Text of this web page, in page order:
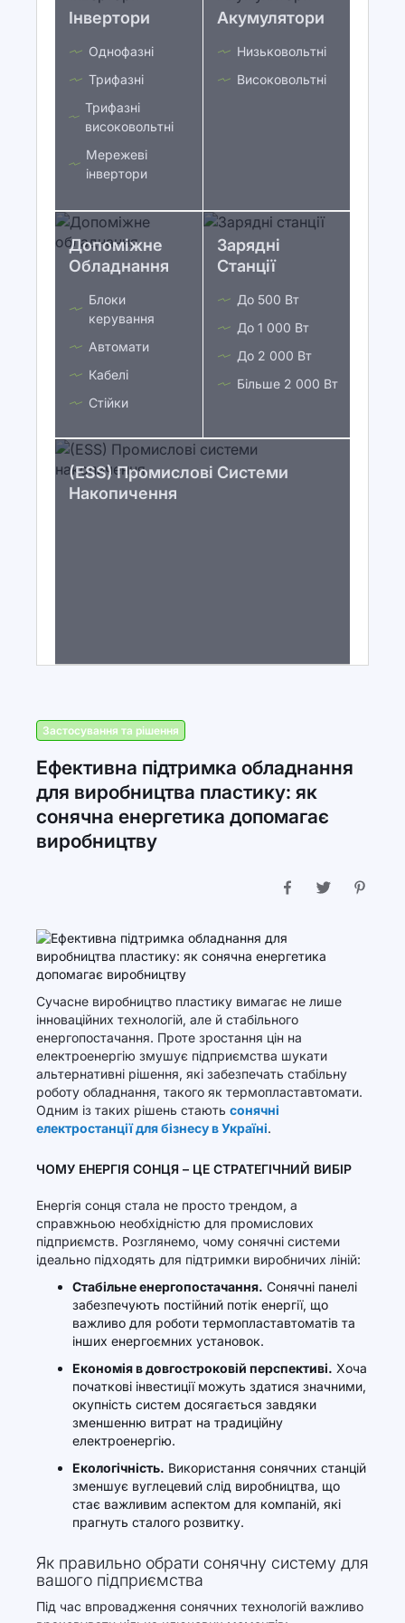
Інвертори
Однофазні
Трифазні
Трифазні
високовольтні
Мережеві
інвертори
Акумулятори
Низьковольтні
Високовольтні
Допоміжне
Обладнання
Блоки
керування
Автомати
Кабелі
Стійки
Зарядні
Станції
До 500 Вт
До 1 000 Вт
До 2 000 Вт
Більше 2 000 Вт
(ESS) Промислові Системи
Накопичення
Застосування та рішення
Ефективна підтримка обладнання
для виробництва пластику: як
сонячна енергетика допомагає
виробництву
Сучасне виробництво пластику вимагає не лише
інноваційних технологій, але й стабільного
енергопостачання. Проте зростання цін на
електроенергію змушує підприємства шукати
альтернативні рішення, які забезпечать стабільну
роботу обладнання, такого як термопластавтомати.
Одним із таких рішень стають сонячні
електростанції для бізнесу в Україні.
ЧОМУ ЕНЕРГІЯ СОНЦЯ – ЦЕ СТРАТЕГІЧНИЙ ВИБІР
Енергія сонця стала не просто трендом, а
справжньою необхідністю для промислових
підприємств. Розглянемо, чому сонячні системи
ідеально підходять для підтримки виробничих ліній:
Стабільне енергопостачання. Сонячні панелі
забезпечують постійний потік енергії, що
важливо для роботи термопластавтоматів та
інших енергоємних установок.
Економія в довгостроковій перспективі. Хоча
початкові інвестиції можуть здатися значними,
окупність систем досягається завдяки
зменшенню витрат на традиційну
електроенергію.
Екологічність. Використання сонячних станцій
зменшує вуглецевий слід виробництва, що
стає важливим аспектом для компаній, які
прагнуть сталого розвитку.
Як правильно обрати сонячну систему для
вашого підприємства
Під час впровадження сонячних технологій важливо